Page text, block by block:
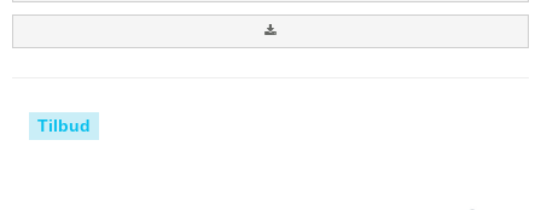
Tilbud